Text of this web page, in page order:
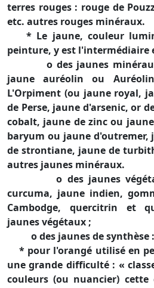
terres rouges : rouge de
etc. autres rouges minéraux.
* Le jaune, couleur
peinture, y est l'intermédiaire
o des jaunes minéraux
jaune auréolin ou
L'Orpiment (ou jaune royal,
de Perse, jaune d'arsenic, or
cobalt, jaune de zinc ou
baryum ou jaune d'outremer,
de strontiane, jaune de
autres jaunes minéraux.
o des jaunes
curcuma, jaune indien,
Cambodge, quercitrin et
jaunes végétaux ;
o des jaunes de synthèse :
* pour l'orangé utilisé en
une grande difficulté : «
couleurs (ou nuancier)